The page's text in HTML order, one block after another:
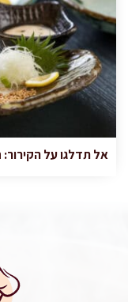
אל תדלגו על